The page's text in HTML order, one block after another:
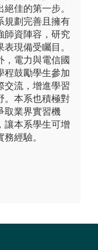
絕佳的第一步。
規劃完善且擁有
師資陣容，研究
表現備受矚目。
，電力與電信國
程鼓勵學生參加
交流，增進學習
。本系也積極對
取業界實習機
讓本系學生可增
務經驗。